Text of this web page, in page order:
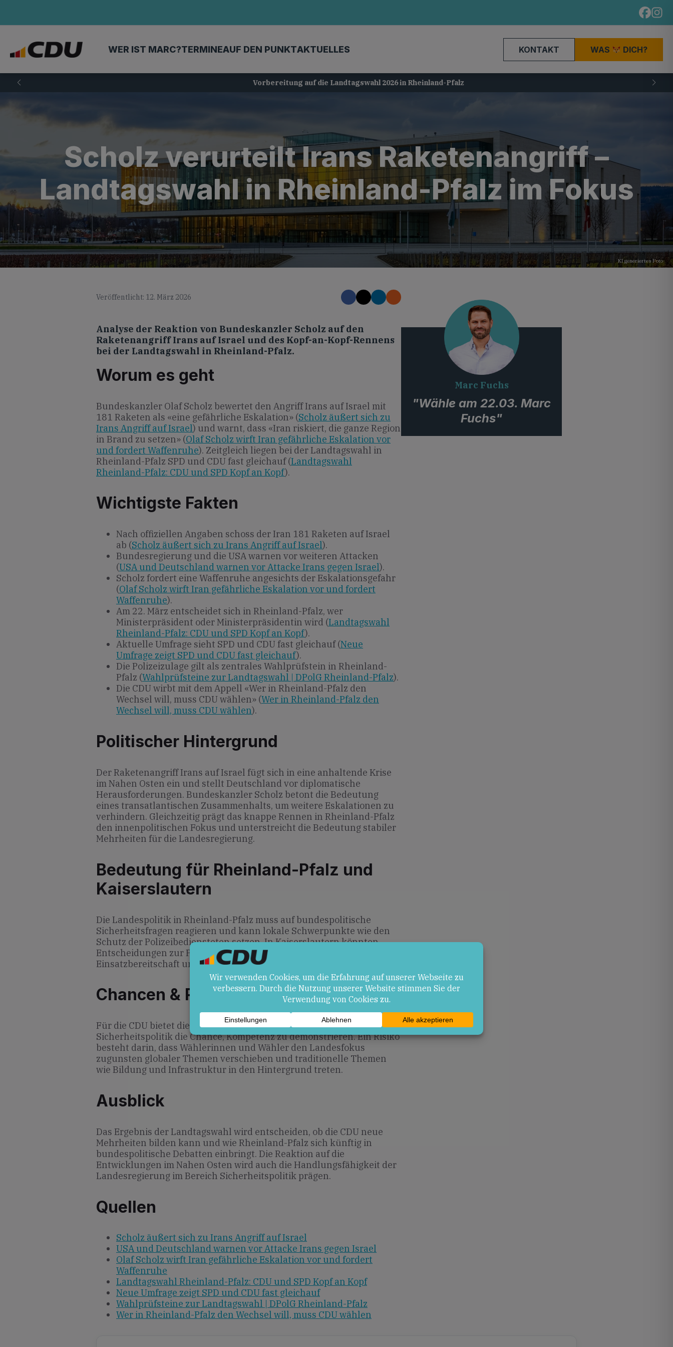
WER IST MARC?TERMINEAUF DEN PUNKTAKTUELLES KONTAKT WAS DICH?
Vorbereitung auf die Landtagswahl 2026 in Rheinland-Pfalz
Scholz verurteilt Irans Raketenangriff –
Landtagswahl in Rheinland-Pfalz im Fokus
KI generiertes Foto
Veröffentlicht: 12. März 2026
Analyse der Reaktion von Bundeskanzler Scholz auf den
Raketenangriff Irans auf Israel und des Kopf-an-Kopf-Rennens
bei der Landtagswahl in Rheinland-Pfalz.
Worum es geht
Bundeskanzler Olaf Scholz bewertet den Angriff Irans auf Israel mit
181 Raketen als «eine gefährliche Eskalation» (Scholz äußert sich zu
Irans Angriff auf Israel) und warnt, dass «Iran riskiert, die ganze Region
in Brand zu setzen» (Olaf Scholz wirft Iran gefährliche Eskalation vor
und fordert Waffenruhe). Zeitgleich liegen bei der Landtagswahl in
Rheinland-Pfalz SPD und CDU fast gleichauf (Landtagswahl
Rheinland-Pfalz: CDU und SPD Kopf an Kopf).
Wichtigste Fakten
Nach offiziellen Angaben schoss der Iran 181 Raketen auf Israel
ab (Scholz äußert sich zu Irans Angriff auf Israel).
Bundesregierung und die USA warnen vor weiteren Attacken
(USA und Deutschland warnen vor Attacke Irans gegen Israel).
Scholz fordert eine Waffenruhe angesichts der Eskalationsgefahr
(Olaf Scholz wirft Iran gefährliche Eskalation vor und fordert
Waffenruhe).
Am 22. März entscheidet sich in Rheinland-Pfalz, wer
Ministerpräsident oder Ministerpräsidentin wird (Landtagswahl
Rheinland-Pfalz: CDU und SPD Kopf an Kopf).
Aktuelle Umfrage sieht SPD und CDU fast gleichauf (Neue
Umfrage zeigt SPD und CDU fast gleichauf).
Die Polizeizulage gilt als zentrales Wahlprüfstein in Rheinland-
Pfalz (Wahlprüfsteine zur Landtagswahl | DPolG Rheinland-Pfalz).
Die CDU wirbt mit dem Appell «Wer in Rheinland-Pfalz den
Wechsel will, muss CDU wählen» (Wer in Rheinland-Pfalz den
Wechsel will, muss CDU wählen).
Politischer Hintergrund
Der Raketenangriff Irans auf Israel fügt sich in eine anhaltende Krise
im Nahen Osten ein und stellt Deutschland vor diplomatische
Herausforderungen. Bundeskanzler Scholz betont die Bedeutung
eines transatlantischen Zusammenhalts, um weitere Eskalationen zu
verhindern. Gleichzeitig prägt das knappe Rennen in Rheinland-Pfalz
den innenpolitischen Fokus und unterstreicht die Bedeutung stabiler
Mehrheiten für die Landesregierung.
Bedeutung für Rheinland-Pfalz und
Kaiserslautern
Die Landespolitik in Rheinland-Pfalz muss auf bundespolitische
Sicherheitsfragen reagieren und kann lokale Schwerpunkte wie den
Schutz der Polizeibediensteten setzen. In Kaiserslautern könnten
Entscheidungen zur Polizeizulage direkte Auswirkungen auf die
Einsatzbereitschaft und Attraktivität des öffentlichen Dienstes haben.
Chancen & Risiken
Für die CDU bietet die Verknüpfung von Landespolitik und
Sicherheitspolitik die Chance, Kompetenz zu demonstrieren. Ein Risiko
besteht darin, dass Wählerinnen und Wähler den Landesfokus
zugunsten globaler Themen verschieben und traditionelle Themen
wie Bildung und Infrastruktur in den Hintergrund treten.
Ausblick
Das Ergebnis der Landtagswahl wird entscheiden, ob die CDU neue
Mehrheiten bilden kann und wie Rheinland-Pfalz sich künftig in
bundespolitische Debatten einbringt. Die Reaktion auf die
Entwicklungen im Nahen Osten wird auch die Handlungsfähigkeit der
Landesregierung im Bereich Sicherheitspolitik prägen.
Quellen
Scholz äußert sich zu Irans Angriff auf Israel
USA und Deutschland warnen vor Attacke Irans gegen Israel
Olaf Scholz wirft Iran gefährliche Eskalation vor und fordert
Waffenruhe
Landtagswahl Rheinland-Pfalz: CDU und SPD Kopf an Kopf
Neue Umfrage zeigt SPD und CDU fast gleichauf
Wahlprüfsteine zur Landtagswahl | DPolG Rheinland-Pfalz
Wer in Rheinland-Pfalz den Wechsel will, muss CDU wählen
Marc Fuchs
"Wähle am 22.03. Marc
Fuchs"